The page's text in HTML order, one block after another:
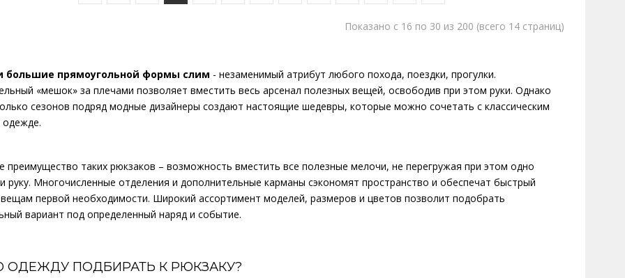
..
Показано с 16 по 30 из 200 (всего 14 страниц)
большие прямоугольной формы слим - незаменимый атрибут любого похода, поездки, прогулки.
«мешок» за плечами позволяет вместить весь арсенал полезных вещей, освободив при этом руки. Однако
сезонов подряд модные дизайнеры создают настоящие шедевры, которые можно сочетать с классическим
одежде.
преимущество таких рюкзаков – возможность вместить все полезные мелочи, не перегружая при этом одно
руку. Многочисленные отделения и дополнительные карманы сэкономят пространство и обеспечат быстрый
вещам первой необходимости. Широкий ассортимент моделей, размеров и цветов позволит подобрать
вариант под определенный наряд и событие.
ОДЕЖДУ ПОДБИРАТЬ К РЮКЗАКУ?